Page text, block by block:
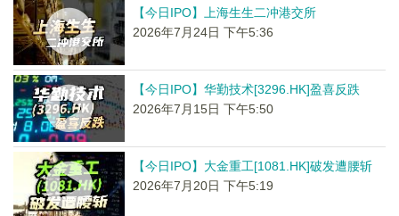
【今日IPO】上海生生二冲港交所
2026年7月24日 下午5:36
【今日IPO】华勤技术[3296.HK]盈喜反跌
2026年7月15日 下午5:50
【今日IPO】大金重工[1081.HK]破发遭腰斩
2026年7月20日 下午5:19